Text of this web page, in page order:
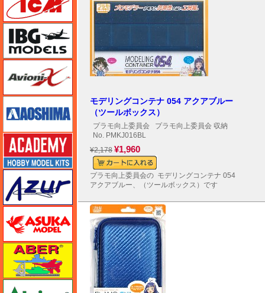
モデリングコンテナ 054 アクアブルー
（ツールボックス）
プラモ向上委員会
プラモ向上委員会 収納
No. PMKJ016BL
¥2,178 ¥1,960
プラモ向上委員会の モデリングコンテナ 054
アクアブルー、（ツールボックス）です
Avioni-X（アヴィオニクス）
アオシマ
アカデミー
アズール
アスカモデル
アベール
アルパイン